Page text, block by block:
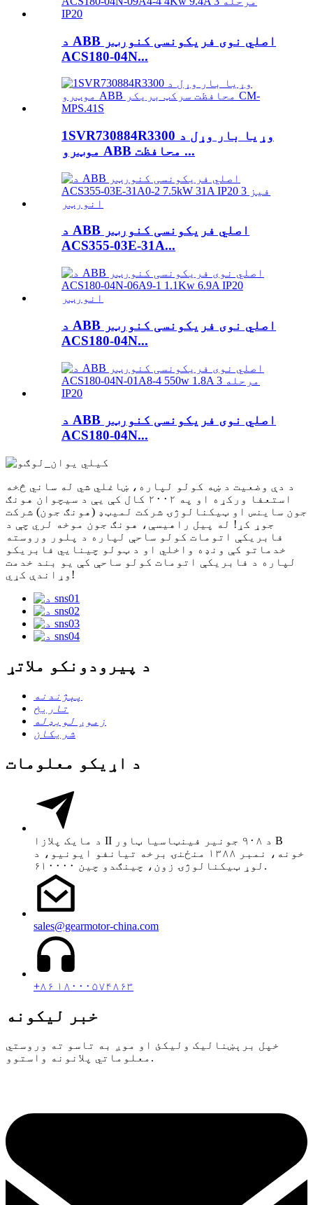
د ABB اصلي نوی فریکونسی کنورټر
ACS180-04N...
1SVR730884R3300 وړیا بار وړل د
موټرو ABB محافظت ...
د ABB اصلي فریکونسی کنورټر
ACS355-03E-31A...
د ABB اصلي نوی فریکونسی کنورټر
ACS180-04N...
د ABB اصلي نوی فریکونسی کنورټر
ACS180-04N...
د دې وضعیت د ښه کولو لپاره، ښاغلي شي له ساني څخه
استعفا ورکړه او په ۲۰۰۲ کال کې یې د سیچوان هونګ
جون ساینس او ​​ټیکنالوژۍ شرکت لمیټډ (هونګ جون) شرکت
جوړ کړ! له پیل راهیسې، هونګ جون موخه لري چې د
فابریکې اتومات کولو ساحې لپاره د پلور وروسته
خدماتو کې ونډه واخلي او د ټولو چینایي فابریکو
لپاره د فابریکې اتومات کولو ساحې کې یو بند خدمت
وړاندې کړي!
د پیرودونکو ملاتړ
پېژندنه
تاریخ
زموږ لوبډله
شریکان
د اړیکو معلومات
د مایک پلازا II د ۹۰۸ جونیر فینټاسیا ټاور B
خونه، نمبر ۱۳۸۸ منځنۍ برخه تیانفو ایونیو، د
لوړ ټیکنالوژۍ زون، چینګدو چین ۶۱۰۰۰۰.
sales@gearmotor-china.com
+۸۶ ۱۸۰۰۰۵۷۴۸۶۳
خبر لیکونه
خپل برېښنالیک ولیکئ او موږ به تاسو ته وروستي
معلوماتي پلانونه واستوو.